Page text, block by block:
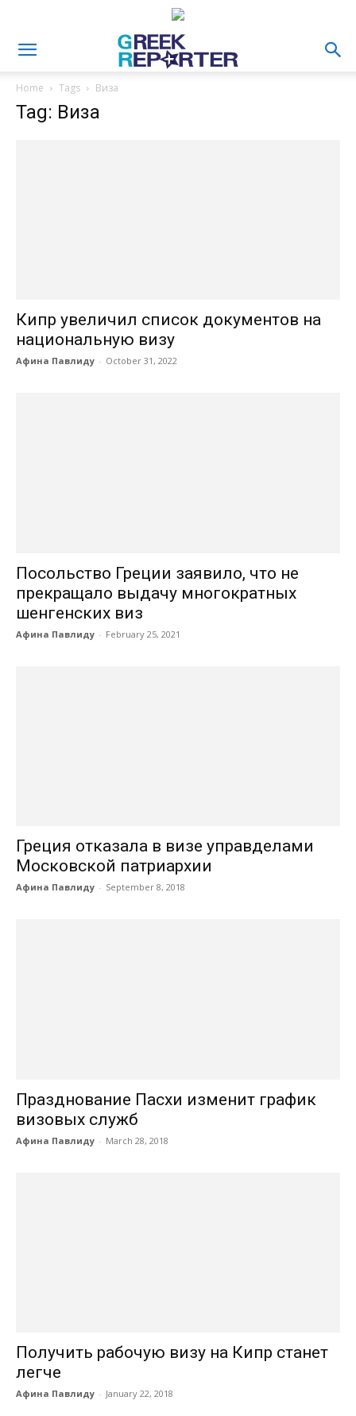
Home Tags Виза
Tag: Виза
Кипр увеличил список документов на
национальную визу
Афина Павлиду - October 31, 2022
Посольство Греции заявило, что не
прекращало выдачу многократных
шенгенских виз
Афина Павлиду - February 25, 2021
Греция отказала в визе управделами
Московской патриархии
Афина Павлиду - September 8, 2018
Празднование Пасхи изменит график
визовых служб
Афина Павлиду - March 28, 2018
Получить рабочую визу на Кипр станет
легче
Афина Павлиду - January 22, 2018